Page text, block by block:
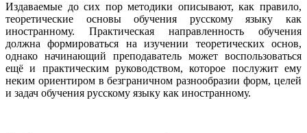
Издаваемые до сих пор методики описывают, как правило,
теоретические основы обучения русскому языку как
иностранному. Практическая направленность обучения
должна формироваться на изучении теоретических основ,
однако начинающий преподаватель может воспользоваться
ещё и практическим руководством, которое послужит ему
неким ориентиром в безграничном разнообразии форм, целей
и задач обучения русскому языку как иностранному.